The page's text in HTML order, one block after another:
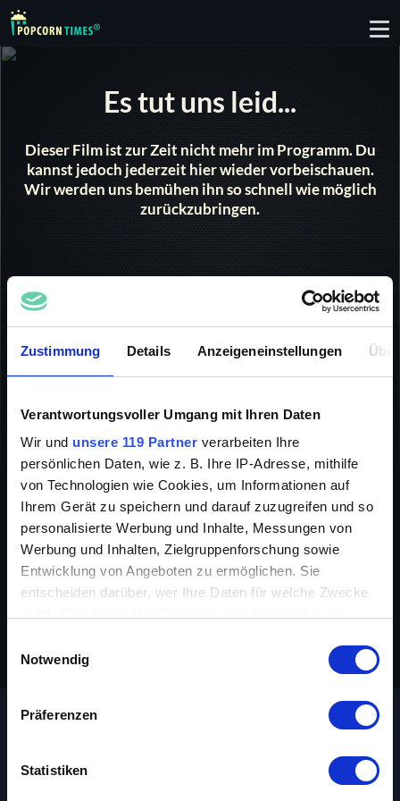
Zustimmung Details Anzeigeneinstellungen
Verantwortungsvoller Umgang mit Ihren Daten
Wir und unsere 119 Partner verarbeiten Ihre
persönlichen Daten, wie z. B. Ihre IP-Adresse, mithilfe
von Technologien wie Cookies, um Informationen auf
Ihrem Gerät zu speichern und darauf zuzugreifen und so
personalisierte Werbung und Inhalte, Messungen von
Werbung und Inhalten, Zielgruppenforschung sowie
Entwicklung von Angeboten zu ermöglichen. Sie
entscheiden darüber, wer Ihre Daten für welche Zwecke
Trigger Symbol ändern oder widerrufen
Informationen über Ihre geografische Lage
können
Notwendig
Präferenzen
Statistiken
Es tut uns leid...
Dieser Film ist zur Zeit nicht mehr im Programm. Du
kannst jedoch jederzeit hier wieder vorbeischauen.
Wir werden uns bemühen ihn so schnell wie möglich
zurückzubringen.
Die große Laurel & Hardy Box
Der Umweltverschmutzer
COMEDY
INFO